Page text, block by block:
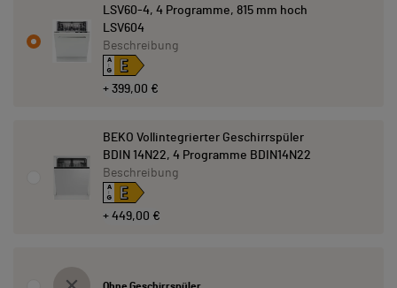
LSV60-4, 4 Programme, 815 mm hoch
LSV604
+ 399,00 €
A
↑
G E
Beschreibung
BEKO Vollintegrierter Geschirrspüler
BDIN 14N22, 4 Programme BDIN14N22
+ 449,00 €
A
↑
G E
Beschreibung